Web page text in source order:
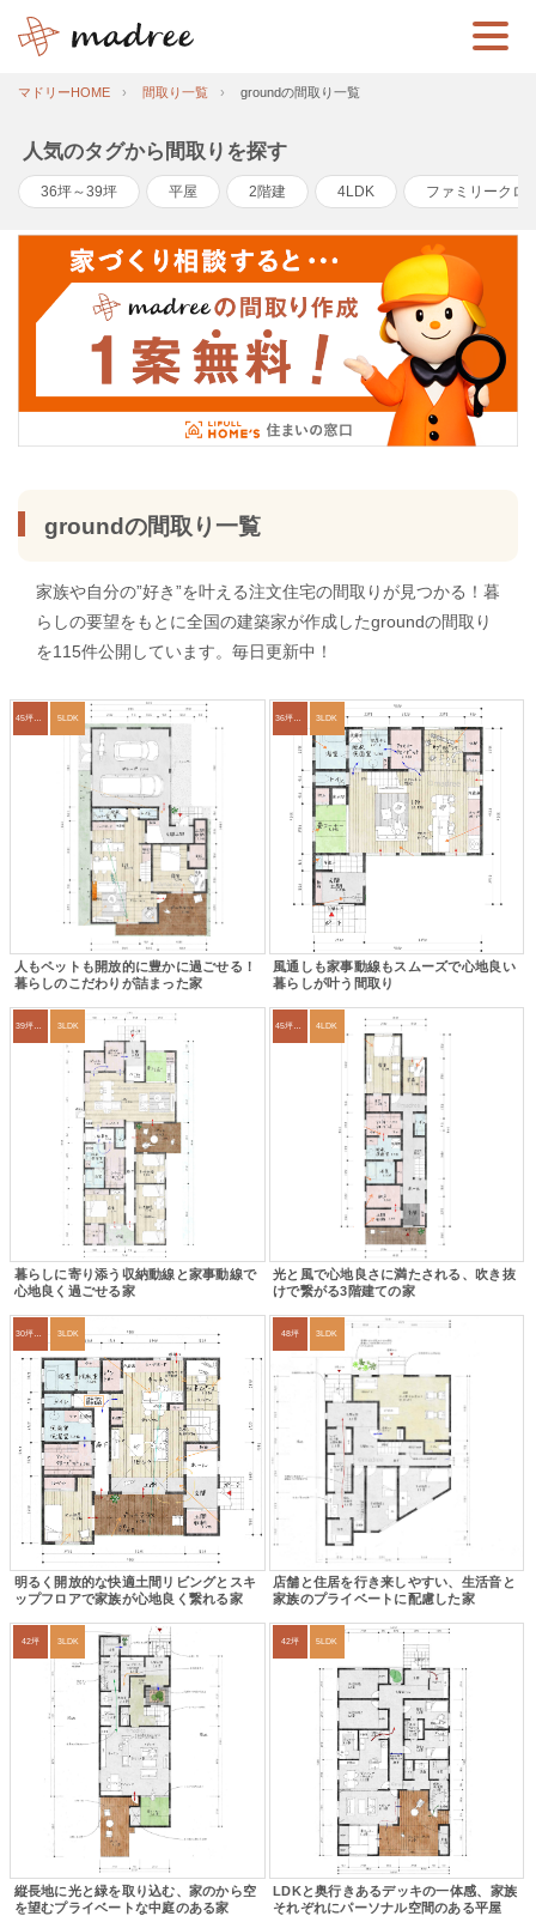
マドリーHOME 間取り一覧 groundの間取り一覧
人気のタグから間取りを探す
36坪～39坪 平屋 2階建 4LDK ファミリークロ
groundの間取り一覧
家族や自分の”好き”を叶える注文住宅の間取りが見つかる！暮
らしの要望をもとに全国の建築家が作成したgroundの間取り
を115件公開しています。毎日更新中！
5LDK
人もペットも開放的に豊かに過ごせる！
暮らしのこだわりが詰まった家
36坪～39坪 3LDK
風通しも家事動線もスムーズで心地良い
暮らしが叶う間取り
3LDK
暮らしに寄り添う収納動線と家事動線で
心地良く過ごせる家
45坪～49坪 4LDK
光と風で心地良さに満たされる、吹き抜
けで繋がる3階建ての家
3LDK
明るく開放的な快適土間リビングとスキ
ップフロアで家族が心地良く繋れる家
48坪 3LDK
店舗と住居を行き来しやすい、生活音と
家族のプライベートに配慮した家
42坪 3LDK
縦長地に光と緑を取り込む、家のから空
を望むプライベートな中庭のある家
42坪 5LDK
LDKと奥行きあるデッキの一体感、家族
それぞれにパーソナル空間のある平屋